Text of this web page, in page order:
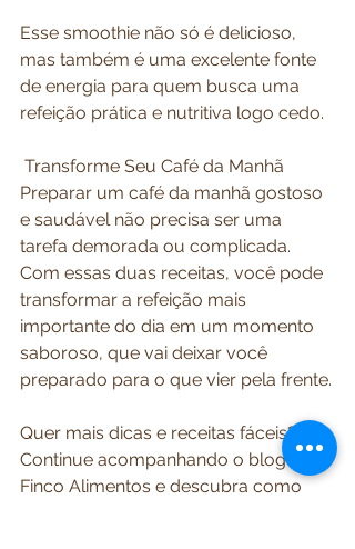
Esse smoothie não só é delicioso,
mas também é uma excelente fonte
de energia para quem busca uma
refeição prática e nutritiva logo cedo.
Transforme Seu Café da Manhã
Preparar um café da manhã gostoso
e saudável não precisa ser uma
tarefa demorada ou complicada.
Com essas duas receitas, você pode
transformar a refeição mais
importante do dia em um momento
saboroso, que vai deixar você
preparado para o que vier pela frente.
Quer mais dicas e receitas fáceis?
Continue acompanhando o blog da
Finco Alimentos e descubra como